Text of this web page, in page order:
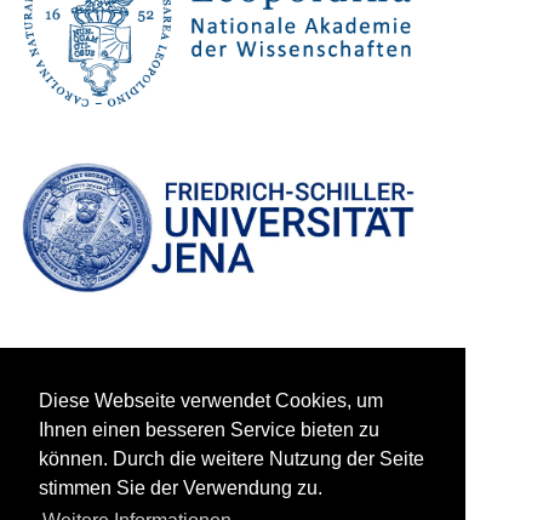
Diese Webseite verwendet Cookies, um
Ihnen einen besseren Service bieten zu
können. Durch die weitere Nutzung der Seite
stimmen Sie der Verwendung zu.